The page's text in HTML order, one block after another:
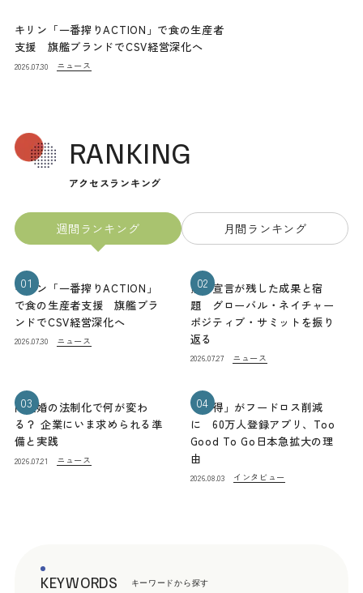
キリン「一番搾りACTION」で食の生産者
支援 旗艦ブランドでCSV経営深化へ
2026.07.30 ニュース
RANKING
アクセスランキング
週間ランキング 月間ランキング
01
キリン「一番搾りACTION」
で食の生産者支援 旗艦ブラ
ンドでCSV経営深化へ
2026.07.30 ニュース
02
熊本宣言が残した成果と宿
題 グローバル・ネイチャー
ポジティブ・サミットを振り
返る
2026.07.27 ニュース
03
同性婚の法制化で何が変わ
る？ 企業にいま求められる準
備と実践
2026.07.21 ニュース
04
「お得」がフードロス削減
に 60万人登録アプリ、Too
Good To Go日本急拡大の理
由
2026.08.03 インタビュー
KEYWORDS キーワードから探す